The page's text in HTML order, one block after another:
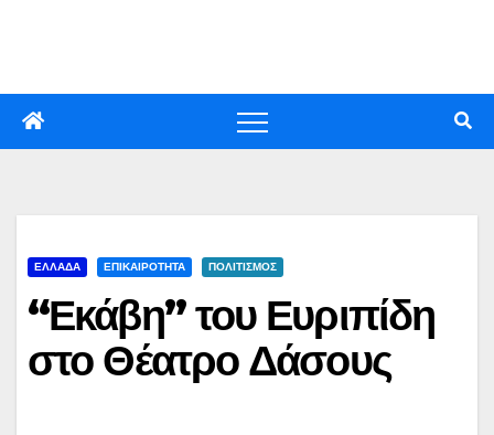
ΕΛΛΑΔΑ ΕΠΙΚΑΙΡΟΤΗΤΑ ΠΟΛΙΤΙΣΜΟΣ
“Εκάβη” του Ευριπίδη
στο Θέατρο Δάσους